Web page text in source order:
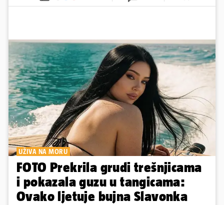
UŽIVA NA MORU
FOTO Prekrila grudi trešnjicama
i pokazala guzu u tangicama:
Ovako ljetuje bujna Slavonka